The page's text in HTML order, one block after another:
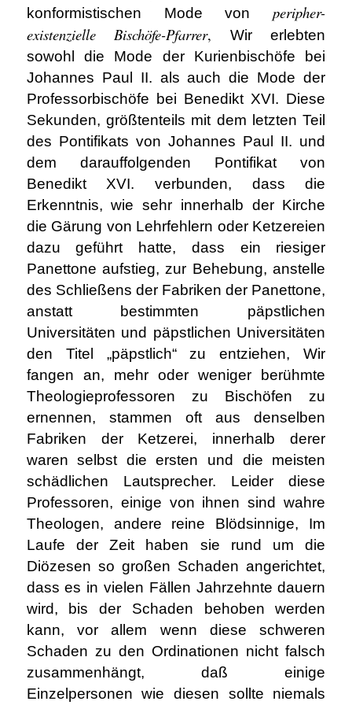
konformistischen Mode vonperipher-
existenzielle Bischöfe-Pfarrer, Wir erlebten
sowohl die Mode der Kurienbischöfe bei
Johannes Paul II. als auch die Mode der
Professorbischöfe bei Benedikt XVI. Diese
Sekunden, größtenteils mit dem letzten Teil
des Pontifikats von Johannes Paul II. und
dem darauffolgenden Pontifikat von
Benedikt XVI. verbunden, dass die
Erkenntnis, wie sehr innerhalb der Kirche
die Gärung von Lehrfehlern oder Ketzereien
dazu geführt hatte, dass ein riesiger
Panettone aufstieg, zur Behebung, anstelle
des Schließens der Fabriken der Panettone,
anstatt bestimmten päpstlichen
Universitäten und päpstlichen Universitäten
den Titel „päpstlich“ zu entziehen, Wir
fangen an, mehr oder weniger berühmte
Theologieprofessoren zu Bischöfen zu
ernennen, stammen oft aus denselben
Fabriken der Ketzerei, innerhalb derer
waren selbst die ersten und die meisten
schädlichen Lautsprecher. Leider diese
Professoren, einige von ihnen sind wahre
Theologen, andere reine Blödsinnige, Im
Laufe der Zeit haben sie rund um die
Diözesen so großen Schaden angerichtet,
dass es in vielen Fällen Jahrzehnte dauern
wird, bis der Schaden behoben werden
kann, vor allem wenn diese schweren
Schaden zu den Ordinationen nicht falsch
zusammenhängt, daß einige
Einzelpersonen wie diesen sollte niemals